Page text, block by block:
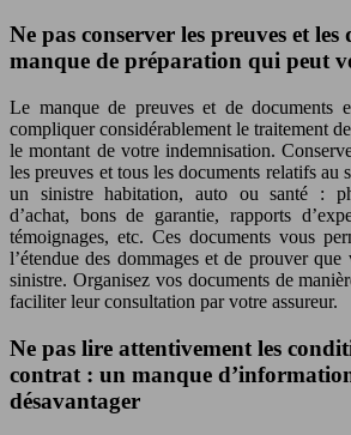
Ne pas conserver les preuves et
manque de préparation qui peut
Le manque de preuves et de documents
compliquer considérablement le traitement
le montant de votre indemnisation.
les preuves et tous les documents relatifs au
un sinistre habitation, auto ou santé :
d’achat, bons de garantie, rapports
témoignages, etc. Ces documents vous
l’étendue des dommages et de prouver
sinistre. Organisez vos documents de
faciliter leur consultation par votre assureur.
Ne pas lire attentivement les
contrat : un manque
désavantager